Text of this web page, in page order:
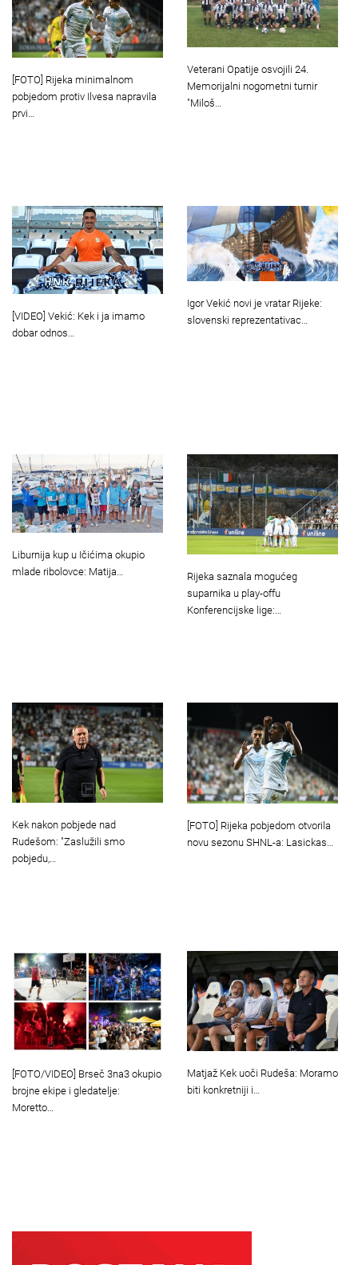
[FOTO] Rijeka minimalnom
pobjedom protiv Ilvesa napravila
prvi…
Veterani Opatije osvojili 24.
Memorijalni nogometni turnir
"Miloš…
[VIDEO] Vekić: Kek i ja imamo
dobar odnos…
Igor Vekić novi je vratar Rijeke:
slovenski reprezentativac…
Liburnija kup u Ičićima okupio
mlade ribolovce: Matija…
Rijeka saznala mogućeg
suparnika u play-offu
Konferencijske lige:…
Kek nakon pobjede nad
Rudešom: "Zaslužili smo
pobjedu,…
[FOTO] Rijeka pobjedom otvorila
novu sezonu SHNL-a: Lasickas…
[FOTO/VIDEO] Brseč 3na3 okupio
brojne ekipe i gledatelje:
Moretto…
Matjaž Kek uoči Rudeša: Moramo
biti konkretniji i…